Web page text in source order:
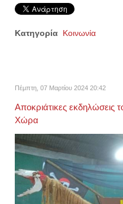
Κατηγορία Κοινωνία
Πέμπτη, 07 Μαρτίου 2024 20:42
Αποκριάτικες εκδηλώσεις
Χώρα